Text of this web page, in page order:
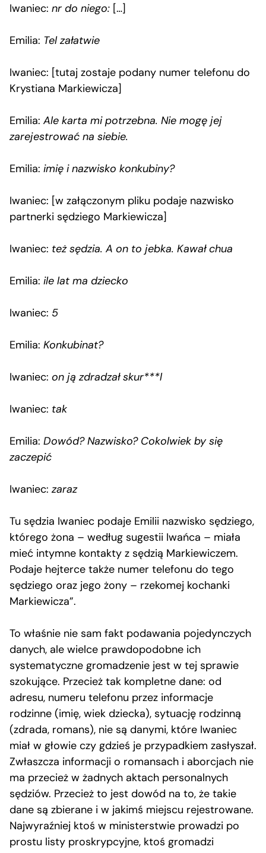
Iwaniec: nr do niego: […]
Emilia: Tel załatwie
Iwaniec: [tutaj zostaje podany numer telefonu do
Krystiana Markiewicza]
Emilia: Ale karta mi potrzebna. Nie mogę jej
zarejestrować na siebie.
Emilia: imię i nazwisko konkubiny?
Iwaniec: [w załączonym pliku podaje nazwisko
partnerki sędziego Markiewicza]
Iwaniec: też sędzia. A on to jebka. Kawał chua
Emilia: ile lat ma dziecko
Iwaniec: 5
Emilia: Konkubinat?
Iwaniec: on ją zdradzał skur***l
Iwaniec: tak
Emilia: Dowód? Nazwisko? Cokolwiek by się
zaczepić
Iwaniec: zaraz
Tu sędzia Iwaniec podaje Emilii nazwisko sędziego,
którego żona – według sugestii Iwańca – miała
mieć intymne kontakty z sędzią Markiewiczem.
Podaje hejterce także numer telefonu do tego
sędziego oraz jego żony – rzekomej kochanki
Markiewicza”.
To właśnie nie sam fakt podawania pojedynczych
danych, ale wielce prawdopodobne ich
systematyczne gromadzenie jest w tej sprawie
szokujące. Przecież tak kompletne dane: od
adresu, numeru telefonu przez informacje
rodzinne (imię, wiek dziecka), sytuację rodzinną
(zdrada, romans), nie są danymi, które Iwaniec
miał w głowie czy gdzieś je przypadkiem zasłyszał.
Zwłaszcza informacji o romansach i aborcjach nie
ma przecież w żadnych aktach personalnych
sędziów. Przecież to jest dowód na to, że takie
dane są zbierane i w jakimś miejscu rejestrowane.
Najwyraźniej ktoś w ministerstwie prowadzi po
prostu listy proskrypcyjne, ktoś gromadzi